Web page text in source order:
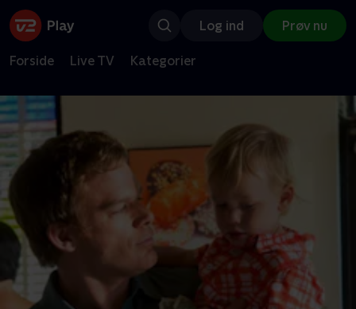
Log ind Prøv nu
Forside Live TV Kategorier